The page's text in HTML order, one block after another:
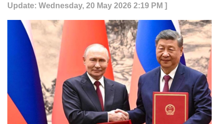
Update: Wednesday, 20 May 2026 2:19 PM ]